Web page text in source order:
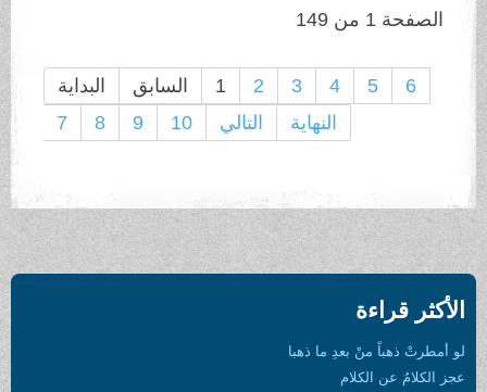
الصفحة 1 من 149
البداية السابق
التالي النهاية
الأكثر قراءة
لو أمطرتْ ذهباً منْ بعدِ ما ذهبا
عجز الكلامُ عن الكلام